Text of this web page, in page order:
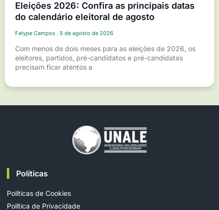
Eleições 2026: Confira as principais datas
do calendário eleitoral de agosto
Felype Campos 5 de agosto de 2026
Com menos de dois meses para as eleições de 2026, os
eleitores, partidos, pré-candidatos e pré-candidatas
precisam ficar atentos a
Políticas
Políticas de Cookies
Política de Privacidade